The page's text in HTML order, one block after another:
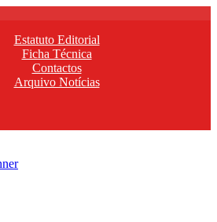
Estatuto Editorial
Ficha Técnica
Contactos
Arquivo Notícias